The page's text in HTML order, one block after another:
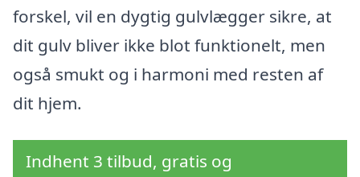
forskel, vil en dygtig gulvlægger sikre, at
dit gulv bliver ikke blot funktionelt, men
også smukt og i harmoni med resten af
dit hjem.
Indhent 3 tilbud, gratis og